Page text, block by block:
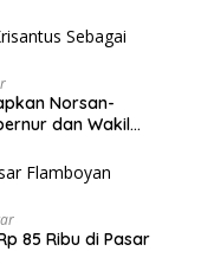
Norsan-
dan Wakil
85 Ribu di Pasar